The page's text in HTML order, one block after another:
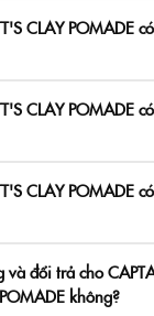
và có thể tái sử
fawcett
CLAY POMADE
CLAY POMADE
CLAY POMADE
và đổi trả cho
không?